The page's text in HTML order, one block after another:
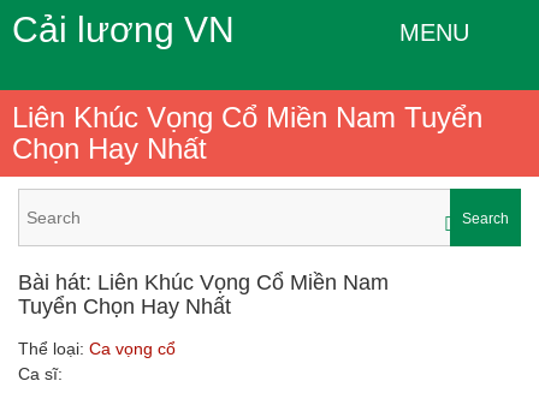
Cải lương VN MENU
Liên Khúc Vọng Cổ Miền Nam Tuyển
Chọn Hay Nhất
Search
Bài hát: Liên Khúc Vọng Cổ Miền Nam
Tuyển Chọn Hay Nhất
Thể loại: Ca vọng cổ
Ca sĩ: